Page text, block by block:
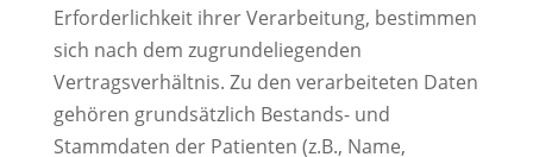
Erforderlichkeit ihrer Verarbeitung, bestimmen
sich nach dem zugrundeliegenden
Vertragsverhältnis. Zu den verarbeiteten Daten
gehören grundsätzlich Bestands- und
Stammdaten der Patienten (z.B., Name,